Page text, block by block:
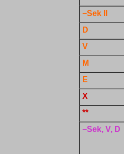
−Sek II
D
V
M
E
X
**
−Sek, V, D